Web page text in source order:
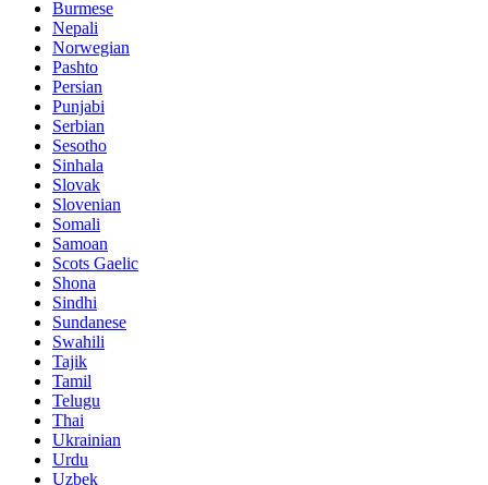
Burmese
Nepali
Norwegian
Pashto
Persian
Punjabi
Serbian
Sesotho
Sinhala
Slovak
Slovenian
Somali
Samoan
Scots Gaelic
Shona
Sindhi
Sundanese
Swahili
Tajik
Tamil
Telugu
Thai
Ukrainian
Urdu
Uzbek